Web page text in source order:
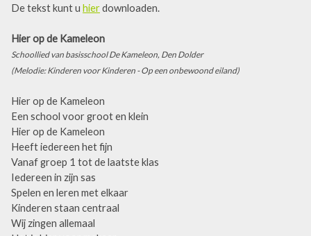
De tekst kunt u hierdownloaden.
Hier op de Kameleon
Schoollied van basisschool De Kameleon, Den Dolder
(Melodie: Kinderen voor Kinderen - Op een onbewoond eiland)
Hier op de Kameleon
Een school voor groot en klein
Hier op de Kameleon
Heeft iedereen het fijn
Vanaf groep 1 tot de laatste klas
Iedereen in zijn sas
Spelen en leren met elkaar
Kinderen staan centraal
Wij zingen allemaal